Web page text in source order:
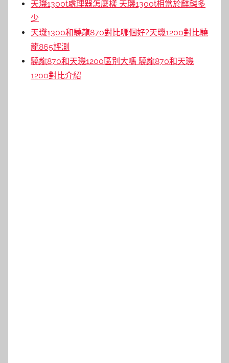
天璣1300t處理器怎麼樣 天璣1300t相當於麒麟多
少
天璣1300和驍龍870對比哪個好?天璣1200對比驍
龍865評測
驍龍870和天璣1200區別大嗎 驍龍870和天璣
1200對比介紹